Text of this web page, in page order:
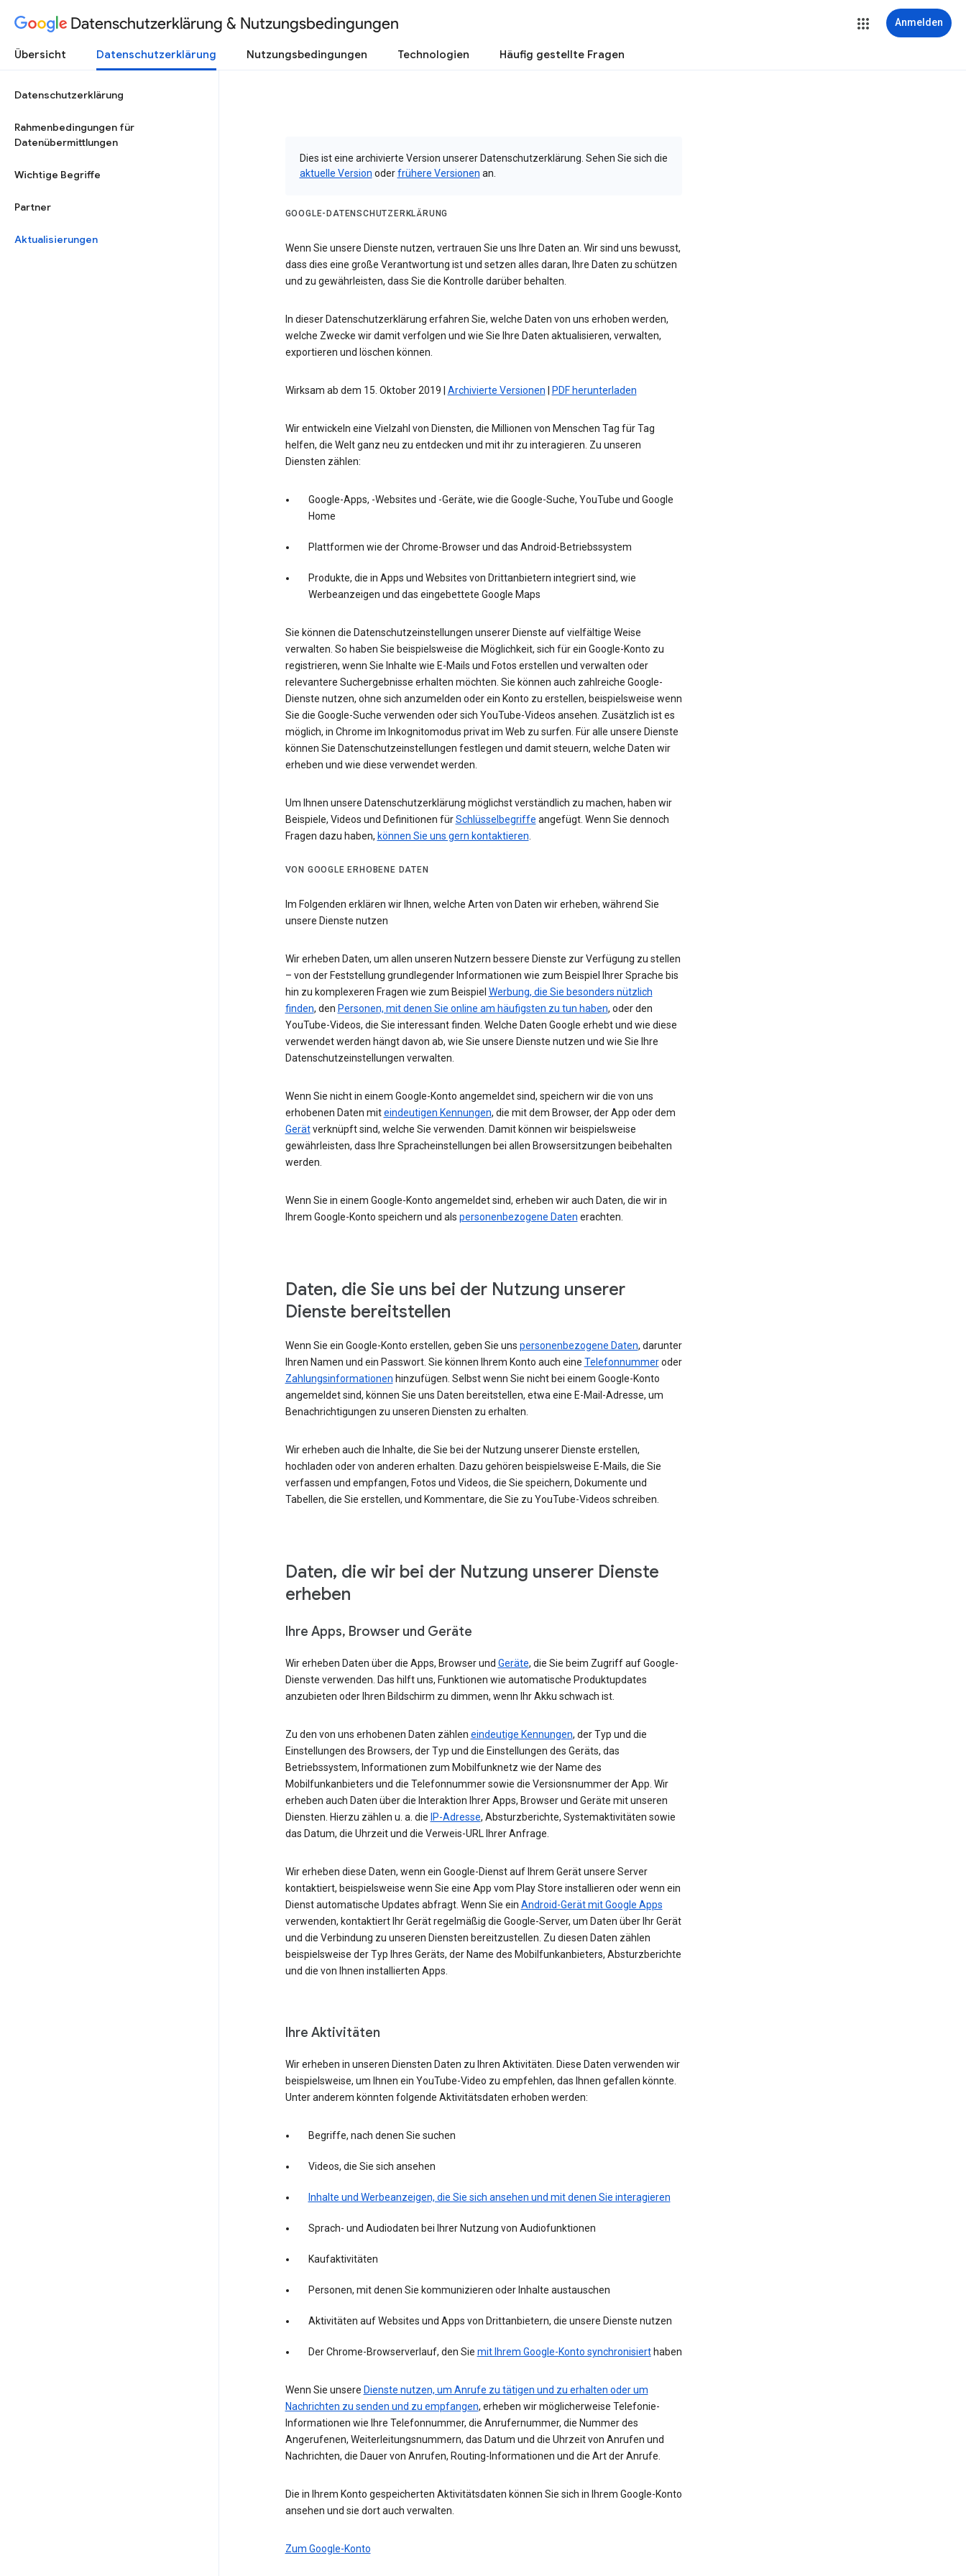
Datenschutzerklärung & Nutzungsbedingungen Anmelden
Übersicht Datenschutzerklärung Nutzungsbedingungen Technologien Häufig gestellte Fragen
Datenschutzerklärung
Rahmenbedingungen für
Datenübermittlungen
Wichtige Begriffe
Partner
Aktualisierungen
Dies ist eine archivierte Version unserer Datenschutzerklärung. Sehen Sie sich die
aktuelle Version oderfrühere Versionen an.
GOOGLE-DATENSCHUTZERKLÄRUNG
Wenn Sie unsere Dienste nutzen, vertrauen Sie uns Ihre Daten an. Wir sind uns bewusst,
dass dies eine große Verantwortung ist und setzen alles daran, Ihre Daten zu schützen
und zu gewährleisten, dass Sie die Kontrolle darüber behalten.
In dieser Datenschutzerklärung erfahren Sie, welche Daten von uns erhoben werden,
welche Zwecke wir damit verfolgen und wie Sie Ihre Daten aktualisieren, verwalten,
exportieren und löschen können.
Wirksam ab dem 15. Oktober 2019 | Archivierte Versionen PDF herunterladen
Wir entwickeln eine Vielzahl von Diensten, die Millionen von Menschen Tag für Tag
helfen, die Welt ganz neu zu entdecken und mit ihr zu interagieren. Zu unseren
Diensten zählen:
Google-Apps, -Websites und -Geräte, wie die Google-Suche, YouTube und Google
Home
Plattformen wie der Chrome-Browser und das Android-Betriebssystem
Produkte, die in Apps und Websites von Drittanbietern integriert sind, wie
Werbeanzeigen und das eingebettete Google Maps
Sie können die Datenschutzeinstellungen unserer Dienste auf vielfältige Weise
verwalten. So haben Sie beispielsweise die Möglichkeit, sich für ein Google-Konto zu
registrieren, wenn Sie Inhalte wie E-Mails und Fotos erstellen und verwalten oder
relevantere Suchergebnisse erhalten möchten. Sie können auch zahlreiche Google-
Dienste nutzen, ohne sich anzumelden oder ein Konto zu erstellen, beispielsweise wenn
Sie die Google-Suche verwenden oder sich YouTube-Videos ansehen. Zusätzlich ist es
möglich, in Chrome im Inkognitomodus privat im Web zu surfen. Für alle unsere Dienste
können Sie Datenschutzeinstellungen festlegen und damit steuern, welche Daten wir
erheben und wie diese verwendet werden.
Um Ihnen unsere Datenschutzerklärung möglichst verständlich zu machen, haben wir
Beispiele, Videos und Definitionen fürSchlüsselbegriffe angefügt. Wenn Sie dennoch
Fragen dazu haben, können Sie uns gern kontaktieren.
VON GOOGLE ERHOBENE DATEN
Im Folgenden erklären wir Ihnen, welche Arten von Daten wir erheben, während Sie
unsere Dienste nutzen
Wir erheben Daten, um allen unseren Nutzern bessere Dienste zur Verfügung zu stellen
– von der Feststellung grundlegender Informationen wie zum Beispiel Ihrer Sprache bis
hin zu komplexeren Fragen wie zum Beispiel Werbung, die Sie besonders nützlich
finden, den Personen, mit denen Sie online am häufigsten zu tun haben, oder den
YouTube-Videos, die Sie interessant finden. Welche Daten Google erhebt und wie diese
verwendet werden hängt davon ab, wie Sie unsere Dienste nutzen und wie Sie Ihre
Datenschutzeinstellungen verwalten.
Wenn Sie nicht in einem Google-Konto angemeldet sind, speichern wir die von uns
erhobenen Daten miteindeutigen Kennungen, die mit dem Browser, der App oder dem
Gerätverknüpft sind, welche Sie verwenden. Damit können wir beispielsweise
gewährleisten, dass Ihre Spracheinstellungen bei allen Browsersitzungen beibehalten
werden.
Wenn Sie in einem Google-Konto angemeldet sind, erheben wir auch Daten, die wir in
Ihrem Google-Konto speichern und als personenbezogene Daten erachten.
Daten, die Sie uns bei der Nutzung unserer
Dienste bereitstellen
Wenn Sie ein Google-Konto erstellen, geben Sie uns personenbezogene Daten, darunter
Ihren Namen und ein Passwort. Sie können Ihrem Konto auch eine Telefonnummeroder
Zahlungsinformationen hinzufügen. Selbst wenn Sie nicht bei einem Google-Konto
angemeldet sind, können Sie uns Daten bereitstellen, etwa eine E-Mail-Adresse, um
Benachrichtigungen zu unseren Diensten zu erhalten.
Wir erheben auch die Inhalte, die Sie bei der Nutzung unserer Dienste erstellen,
hochladen oder von anderen erhalten. Dazu gehören beispielsweise E-Mails, die Sie
verfassen und empfangen, Fotos und Videos, die Sie speichern, Dokumente und
Tabellen, die Sie erstellen, und Kommentare, die Sie zu YouTube-Videos schreiben.
Daten, die wir bei der Nutzung unserer Dienste
erheben
Ihre Apps, Browser und Geräte
Wir erheben Daten über die Apps, Browser und Geräte, die Sie beim Zugriff auf Google-
Dienste verwenden. Das hilft uns, Funktionen wie automatische Produktupdates
anzubieten oder Ihren Bildschirm zu dimmen, wenn Ihr Akku schwach ist.
Zu den von uns erhobenen Daten zählen eindeutige Kennungen, der Typ und die
Einstellungen des Browsers, der Typ und die Einstellungen des Geräts, das
Betriebssystem, Informationen zum Mobilfunknetz wie der Name des
Mobilfunkanbieters und die Telefonnummer sowie die Versionsnummer der App. Wir
erheben auch Daten über die Interaktion Ihrer Apps, Browser und Geräte mit unseren
Diensten. Hierzu zählen u. a. die IP-Adresse, Absturzberichte, Systemaktivitäten sowie
das Datum, die Uhrzeit und die Verweis-URL Ihrer Anfrage.
Wir erheben diese Daten, wenn ein Google-Dienst auf Ihrem Gerät unsere Server
kontaktiert, beispielsweise wenn Sie eine App vom Play Store installieren oder wenn ein
Dienst automatische Updates abfragt. Wenn Sie ein Android-Gerät mit Google Apps
verwenden, kontaktiert Ihr Gerät regelmäßig die Google-Server, um Daten über Ihr Gerät
und die Verbindung zu unseren Diensten bereitzustellen. Zu diesen Daten zählen
beispielsweise der Typ Ihres Geräts, der Name des Mobilfunkanbieters, Absturzberichte
und die von Ihnen installierten Apps.
Ihre Aktivitäten
Wir erheben in unseren Diensten Daten zu Ihren Aktivitäten. Diese Daten verwenden wir
beispielsweise, um Ihnen ein YouTube-Video zu empfehlen, das Ihnen gefallen könnte.
Unter anderem könnten folgende Aktivitätsdaten erhoben werden:
Begriffe, nach denen Sie suchen
Videos, die Sie sich ansehen
Inhalte und Werbeanzeigen, die Sie sich ansehen und mit denen Sie interagieren
Sprach- und Audiodaten bei Ihrer Nutzung von Audiofunktionen
Kaufaktivitäten
Personen, mit denen Sie kommunizieren oder Inhalte austauschen
Aktivitäten auf Websites und Apps von Drittanbietern, die unsere Dienste nutzen
Der Chrome-Browserverlauf, den Sie mit Ihrem Google-Konto synchronisierthaben
Wenn Sie unsere Dienste nutzen, um Anrufe zu tätigen und zu erhalten oder um
Nachrichten zu senden und zu empfangen, erheben wir möglicherweise Telefonie-
Informationen wie Ihre Telefonnummer, die Anrufernummer, die Nummer des
Angerufenen, Weiterleitungsnummern, das Datum und die Uhrzeit von Anrufen und
Nachrichten, die Dauer von Anrufen, Routing-Informationen und die Art der Anrufe.
Die in Ihrem Konto gespeicherten Aktivitätsdaten können Sie sich in Ihrem Google-Konto
ansehen und sie dort auch verwalten.
Zum Google-Konto